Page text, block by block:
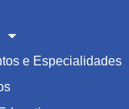
e Especialidades